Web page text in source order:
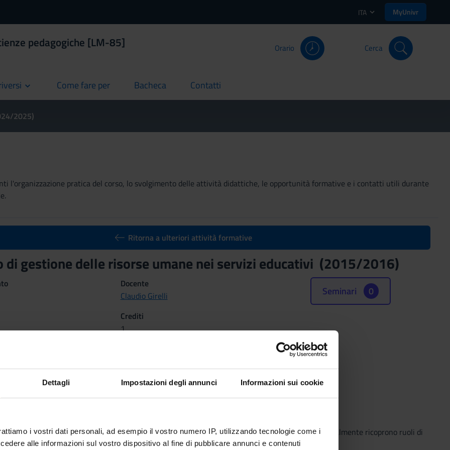
Dettagli Impostazioni degli annunci Informazioni sui cookie
i vostri dati personali, ad esempio il vostro numero IP, utilizzando tecnologie come i
alle informazioni sul vostro dispositivo al fine di pubblicare annunci e contenuti
ITA MyUnivr
pedagogiche [LM-85] Orario Cerca
Come fare per
current Bacheca
current Contatti
current
2025)
l'organizzazione pratica del corso, lo svolgimento delle attività didattiche, le opportunità formative e i contatti utili durante
Ritorna a ulteriori attività formative
di gestione delle risorse umane nei servizi educativi (2015/2016)
Docente
Claudio Girelli
Crediti
1
al 24 apr 2016.
Seminari 0
al corso il contesto esperienziale. Sarà infatti condotto con l'intervento di persone che professionalmente ricoprono ruoli di
di servizi educativi.